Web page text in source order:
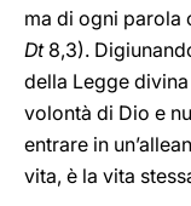
ma di ogni parola
Dt8,3).
della Legge
volontà di Dio e
entrare in
vita, è la vita